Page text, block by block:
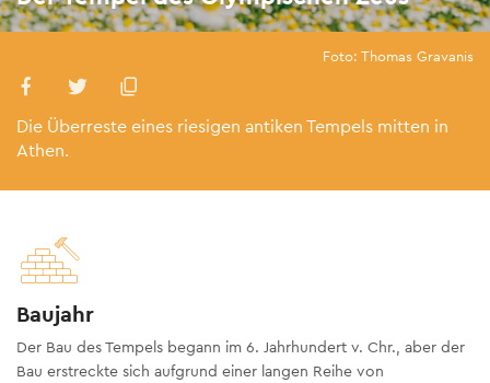
Foto: Thomas Gravanis
Die Überreste eines riesigen antiken Tempels mitten in
Athen.
Baujahr
Der Bau des Tempels begann im 6. Jahrhundert v. Chr., aber der
Bau erstreckte sich aufgrund einer langen Reihe von